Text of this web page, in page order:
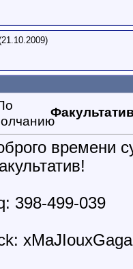
времени
398-499-039